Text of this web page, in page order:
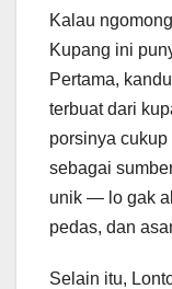
Kalau
Kupang ini
Pertama,
terbuat dari
porsinya
sebagai
unik — lo gak
pedas, dan
Selain itu,